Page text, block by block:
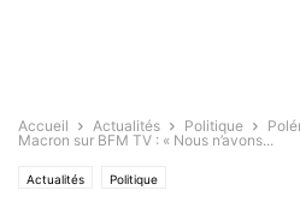
Accueil Actualités Politique
Macron sur BFM TV : « Nous n’avons...
Actualités Politique